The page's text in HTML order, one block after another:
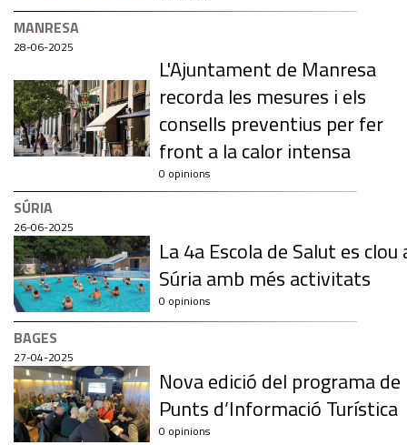
MANRESA
28-06-2025
L'Ajuntament de Manresa
recorda les mesures i els
consells preventius per fer
front a la calor intensa
0 opinions
SÚRIA
26-06-2025
La 4a Escola de Salut es clou
Súria amb més activitats
0 opinions
BAGES
27-04-2025
Nova edició del programa de
Punts d’Informació Turística
0 opinions